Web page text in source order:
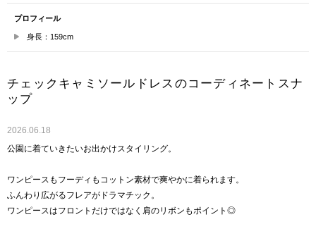
プロフィール
身長：159cm
チェックキャミソールドレスのコーディネートスナ
ップ
2026.06.18
公園に着ていきたいお出かけスタイリング。
ワンピースもフーディもコットン素材で爽やかに着られます。
ふんわり広がるフレアがドラマチック。
ワンピースはフロントだけではなく肩のリボンもポイント◎